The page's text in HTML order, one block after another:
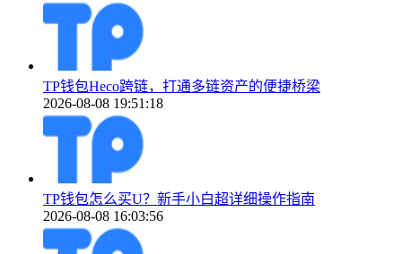
TP钱包Heco跨链，打通多链资产的便捷桥梁
2026-08-08 19:51:18
TP钱包怎么买U？新手小白超详细操作指南
2026-08-08 16:03:56